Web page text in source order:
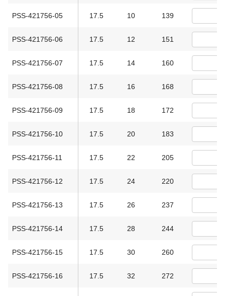
PSS-421756-05 17.5 10 139
PSS-421756-06 17.5 12 151
PSS-421756-07 17.5 14 160
PSS-421756-08 17.5 16 168
PSS-421756-09 17.5 18 172
PSS-421756-10 17.5 20 183
PSS-421756-11 17.5 22 205
PSS-421756-12 17.5 24 220
PSS-421756-13 17.5 26 237
PSS-421756-14 17.5 28 244
PSS-421756-15 17.5 30 260
PSS-421756-16 17.5 32 272